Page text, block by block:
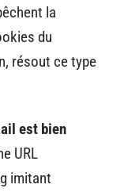
la
du
résout ce type
est bien
URL
imitant